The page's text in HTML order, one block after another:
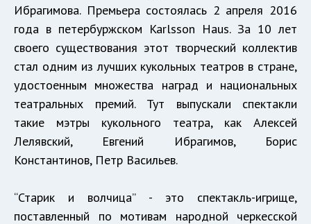
Ибрагимова. Премьера состоялась 2 апреля 2016
года в петербуржском Karlsson Haus. За 10 лет
своего существования этот творческий коллектив
стал одним из лучших кукольных театров в стране,
удостоенным множества наград и национальных
театральных премий. Тут выпускали спектакли
такие мэтры кукольного театра, как Алексей
Лелявский, Евгений Ибрагимов, Борис
Константинов, Петр Васильев.
“Старик и волчица” - это спектакль-игрище,
поставленный по мотивам народной черкесской